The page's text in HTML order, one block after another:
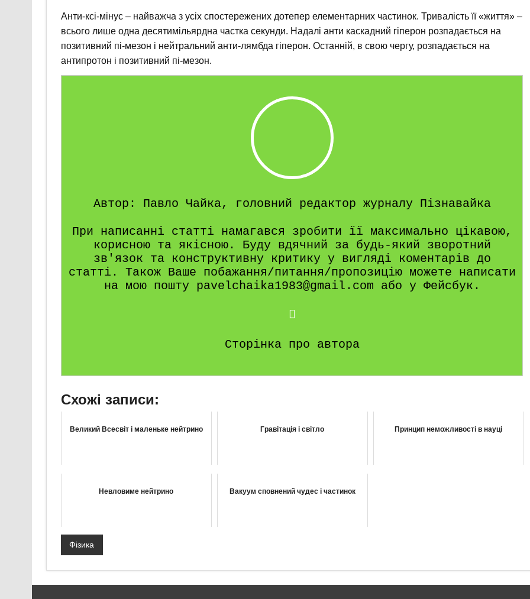
Анти-ксі-мінус – найважча з усіх спостережених дотепер елементарних частинок. Тривалість її «життя» –
всього лише одна десятимільярдна частка секунди. Надалі анти каскадний гіперон розпадається на
позитивний пі-мезон і нейтральний анти-лямбда гіперон. Останній, в свою чергу, розпадається на
антипротон і позитивний пі-мезон.
Автор: Павло Чайка, головний редактор журналу Пізнавайка
При написанні статті намагався зробити її максимально цікавою,
корисною та якісною. Буду вдячний за будь-який зворотний
зв'язок та конструктивну критику у вигляді коментарів до
статті. Також Ваше побажання/питання/пропозицію можете написати
на мою пошту pavelchaika1983@gmail.com або у Фейсбук.
Сторінка про автора
Схожі записи:
Великий Всесвіт і маленьке нейтрино Гравітація і світло Принцип неможливості в науці
Невловиме нейтрино Вакуум сповнений чудес і частинок
Фізика